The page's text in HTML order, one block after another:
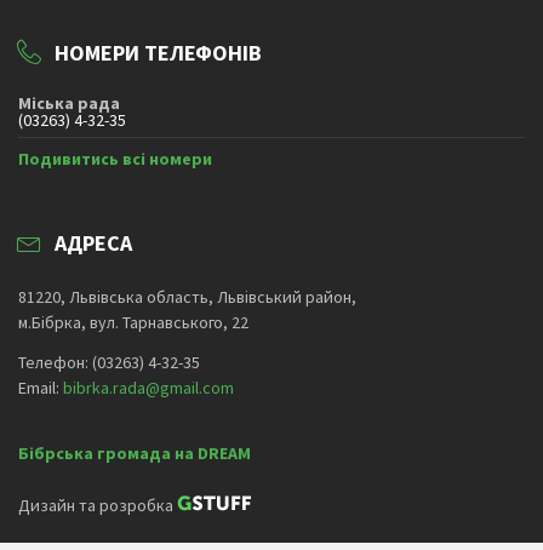
НОМЕРИ ТЕЛЕФОНІВ
Міська рада
(03263) 4-32-35
Подивитись всі номери
АДРЕСА
81220, Львівська область, Львівський район,
м.Бібрка, вул. Тарнавського, 22
Телефон: (03263) 4-32-35
Email: bibrka.rada@gmail.com
Бібрська громада на DREAM
Дизайн та розробка